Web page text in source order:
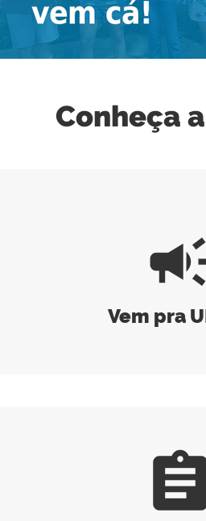
Conheça
Vem pra